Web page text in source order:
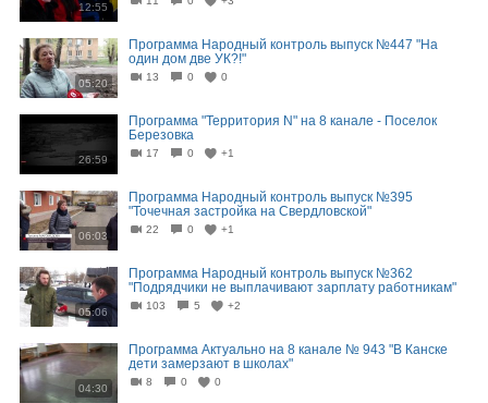
12:55
05:20
Программа Народный контроль выпуск №447 "На
один дом две УК?!"
13 0 0
26:59
Программа "Территория N" на 8 канале - Поселок
Березовка
17 0 +1
06:03
Программа Народный контроль выпуск №395
"Точечная застройка на Свердловской"
22 0 +1
05:06
Программа Народный контроль выпуск №362
"Подрядчики не выплачивают зарплату работникам"
103 5 +2
04:30
Программа Актуально на 8 канале № 943 "В Канске
дети замерзают в школах"
8 0 0